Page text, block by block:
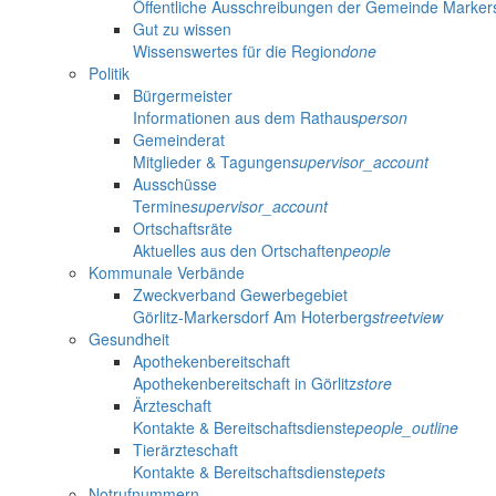
Öffentliche Ausschreibungen der Gemeinde
Gut zu wissen
Wissenswertes für die Regiondone
Politik
Bürgermeister
Informationen aus dem Rathausperson
Gemeinderat
Mitglieder & Tagungensupervisor_account
Ausschüsse
Terminesupervisor_account
Ortschaftsräte
Aktuelles aus den Ortschaftenpeople
Kommunale Verbände
Zweckverband Gewerbegebiet
Görlitz-Markersdorf Am Hoterbergstreetview
Gesundheit
Apothekenbereitschaft
Apothekenbereitschaft in Görlitzstore
Ärzteschaft
Kontakte & Bereitschaftsdienstepeople_outline
Tierärzteschaft
Kontakte & Bereitschaftsdienstepets